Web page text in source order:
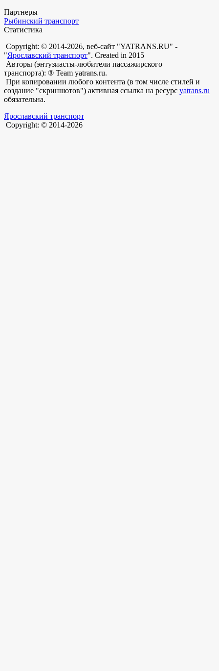
Партнеры
Рыбинский транспорт
Статистика
Copyright: © 2014-2026, веб-сайт "YATRANS.RU" -
"Ярославский транспорт". Created in 2015
Авторы (энтузиасты-любители пассажирского
транспорта): ® Team yatrans.ru.
При копировании любого контента (в том числе стилей и
создание "скриншотов") активная ссылка на ресурс yatrans.ru
обязательна.
Ярославский транспорт
Copyright: © 2014-2026